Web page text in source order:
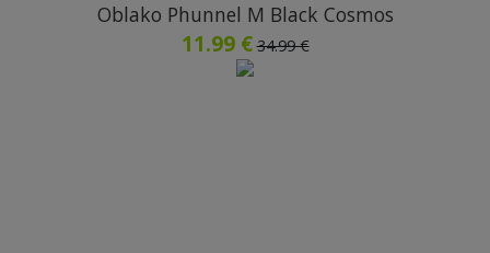
Oblako Phunnel M Black Cosmos
11.99 € 34.99 €